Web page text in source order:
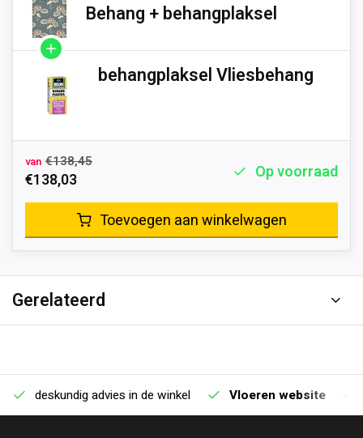
Behang + behangplaksel
behangplaksel Vliesbehang
van €138,45
€138,03 Op voorraad
Toevoegen aan winkelwagen
Gerelateerd
deskundig advies in de winkel Vloeren website